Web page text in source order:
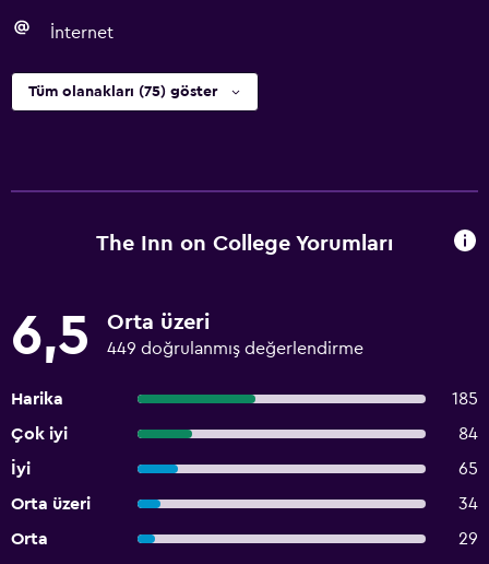
İnternet
Tüm olanakları (75) göster
The Inn on College Yorumları
6,5 Orta üzeri
449 doğrulanmış değerlendirme
Harika
185
Çok iyi
84
İyi
65
Orta üzeri
34
Orta
29